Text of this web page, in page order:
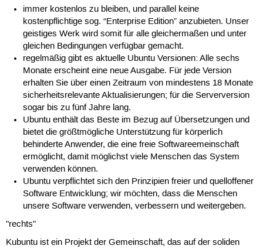
immer kostenlos zu bleiben, und parallel keine
kostenpflichtige sog. “Enterprise Edition” anzubieten. Unser
geistiges Werk wird somit für alle gleichermaßen und unter
gleichen Bedingungen verfügbar gemacht.
regelmäßig gibt es aktuelle Ubuntu Versionen: Alle sechs
Monate erscheint eine neue Ausgabe. Für jede Version
erhalten Sie über einen Zeitraum von mindestens 18 Monate
sicherheitsrelevante Aktualisierungen; für die Serverversion
sogar bis zu fünf Jahre lang.
Ubuntu enthält das Beste im Bezug auf Übersetzungen und
bietet die größtmögliche Unterstützung für körperlich
behinderte Anwender, die eine freie Softwareemeinschaft
ermöglicht, damit möglichst viele Menschen das System
verwenden können.
Ubuntu verpflichtet sich den Prinzipien freier und quelloffener
Software Entwicklung; wir möchten, dass die Menschen
unsere Software verwenden, verbessern und weitergeben.
"rechts"
Kubuntu ist ein Projekt der Gemeinschaft, das auf der soliden